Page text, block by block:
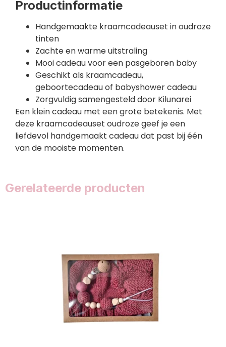
Productinformatie
Handgemaakte kraamcadeauset in oudroze
tinten
Zachte en warme uitstraling
Mooi cadeau voor een pasgeboren baby
Geschikt als kraamcadeau,
geboortecadeau of babyshower cadeau
Zorgvuldig samengesteld door Kilunarei
Een klein cadeau met een grote betekenis. Met
deze kraamcadeauset oudroze geef je een
liefdevol handgemaakt cadeau dat past bij één
van de mooiste momenten.
Gerelateerde producten